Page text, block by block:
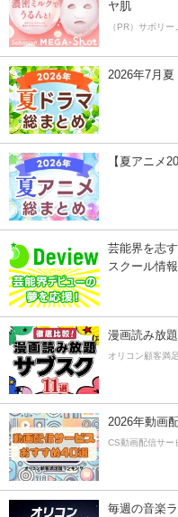
ヤ肌
（PR）サボリー
2026年7月夏
【夏アニメ
芸能界を志
スクール情
漫画読み放
オリコン顧客満
2026年動画
CS動画配信サー
毎週の音楽